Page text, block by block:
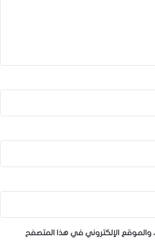
والموقع الإلكتروني في هذا المتصفح